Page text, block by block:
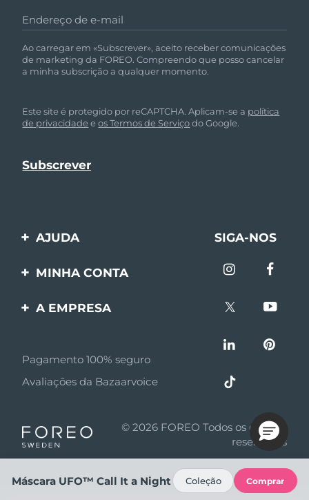
Endereço de e-mail
Ao carregar em «Subscrever», aceito receber comunicações
de marketing da FOREO. Compreendo que posso cancelar
a minha subscrição a qualquer momento.
Este site é protegido por reCAPTCHA. Aplicam-se a política
de privacidade eos Termos de Serviçodo Google.
AJUDA
Entre em contato
SIGA-NOS
MINHA CONTA
Registro de produto
A EMPRESA
Afiliados
Notícias de afiliados
Parceiro minoritário
Pagamento 100% seguro
Avaliações da Bazaarvoice
© 2026 FOREO Todos os direitos
reservados
Máscara UFO™ Call It a Night Coleção Comprar